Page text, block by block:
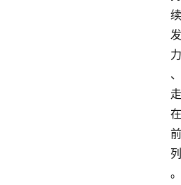
续
发
力
、
走
在
前
列
。